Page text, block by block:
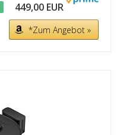
449,00 EUR
*Zum Angebot »